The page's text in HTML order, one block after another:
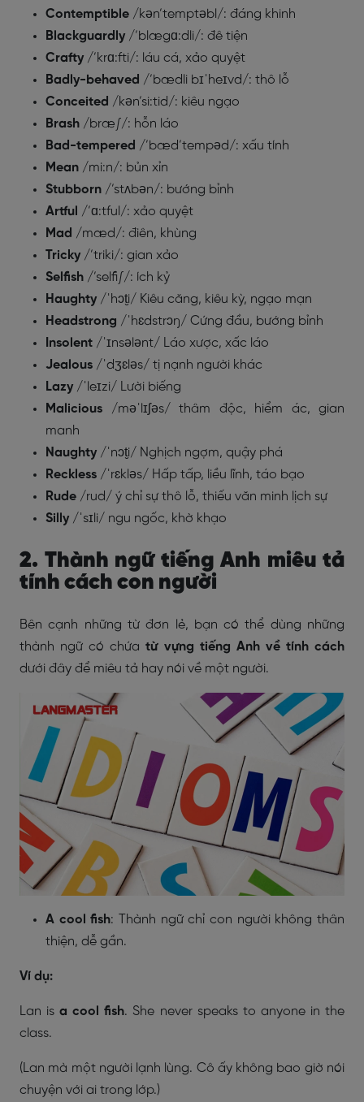
Contemptible /kən’temptəbl/: đáng khinh
Blackguardly /’blægɑ:dli/: đê tiện
Crafty /’krɑ:fti/: láu cá, xảo quyệt
Badly-behaved /’bædli bɪˈheɪvd/: thô lỗ
Conceited /kən’si:tid/: kiêu ngạo
Brash /bræ∫/: hỗn láo
Bad-tempered /’bæd’tempəd/: xấu tính
Mean /mi:n/: bủn xỉn
Stubborn /’stʌbən/: bướng bỉnh
Artful /’ɑ:tful/: xảo quyệt
Mad /mæd/: điên, khùng
Tricky /’triki/: gian xảo
Selfish /’selfi∫/: ích kỷ
Haughty /ˈhɔt̮i/ Kiêu căng, kiêu kỳ, ngạo mạn
Headstrong /ˈhɛdstrɔŋ/ Cứng đầu, bướng bỉnh
Insolent /ˈɪnsələnt/ Láo xược, xấc láo
Jealous /ˈdʒɛləs/ tị nạnh người khác
Lazy /ˈleɪzi/ Lười biếng
Malicious /məˈlɪʃəs/ thâm độc, hiểm ác, gian
manh
Naughty /ˈnɔt̮i/ Nghịch ngợm, quậy phá
Reckless /ˈrɛkləs/ Hấp tấp, liều lĩnh, táo bạo
Rude /rud/ ý chỉ sự thô lỗ, thiếu văn minh lịch sự
Silly /ˈsɪli/ ngu ngốc, khờ khạo
2. Thành ngữ tiếng Anh miêu tả
tính cách con người
Bên cạnh những từ đơn lẻ, bạn có thể dùng những
thành ngữ có chứatừ vựng tiếng Anh về tính cách
dưới đây để miêu tả hay nói về một người.
A cool fish: Thành ngữ chỉ con người không thân
thiện, dễ gần.
Ví dụ:
Lan isa cool fish. She never speaks to anyone in the
class.
(Lan mà một người lạnh lùng. Cô ấy không bao giờ nói
chuyện với ai trong lớp.)